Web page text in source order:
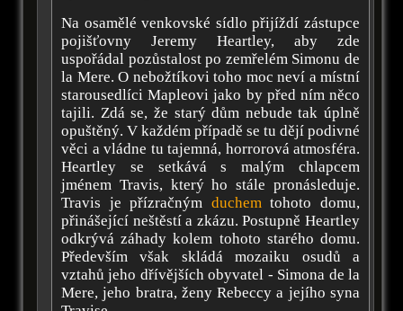
Na osamělé venkovské sídlo přijíždí zástupce
pojišťovny Jeremy Heartley, aby zde
uspořádal pozůstalost po zemřelém Simonu de
la Mere. O nebožtíkovi toho moc neví a místní
starousedlíci Mapleovi jako by před ním něco
tajili. Zdá se, že starý dům nebude tak úplně
opuštěný. V každém případě se tu dějí podivné
věci a vládne tu tajemná, horrorová atmosféra.
Heartley se setkává s malým chlapcem
jménem Travis, který ho stále pronásleduje.
Travis je přízračným duchemtohoto domu,
přinášející neštěstí a zkázu. Postupně Heartley
odkrývá záhady kolem tohoto starého domu.
Především však skládá mozaiku osudů a
vztahů jeho dřívějších obyvatel - Simona de la
Mere, jeho bratra, ženy Rebeccy a jejího syna